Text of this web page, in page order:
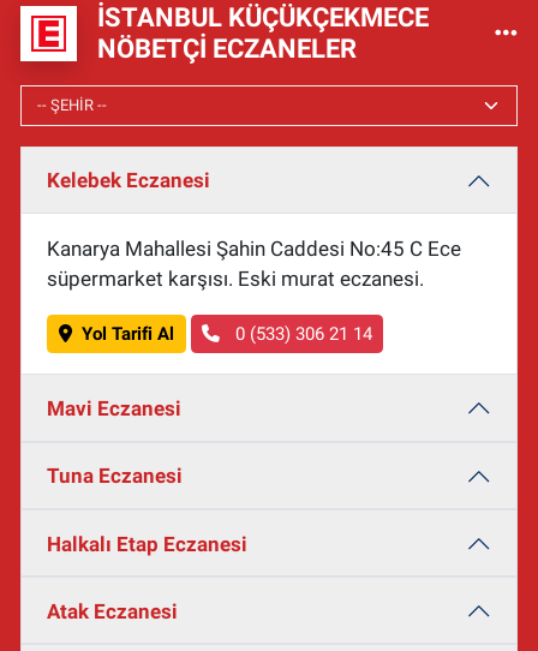
İSTANBUL KÜÇÜKÇEKMECE
NÖBETÇI ECZANELER
Kelebek Eczanesi
Kanarya Mahallesi Şahin Caddesi No:45 C Ece
süpermarket karşısı. Eski murat eczanesi.
Yol Tarifi Al 0 (533) 306 21 14
Mavi Eczanesi
Tuna Eczanesi
Halkalı Etap Eczanesi
Atak Eczanesi